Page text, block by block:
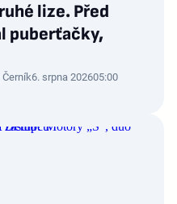
lize. Před
puberťačky,
6. srpna 202605:00